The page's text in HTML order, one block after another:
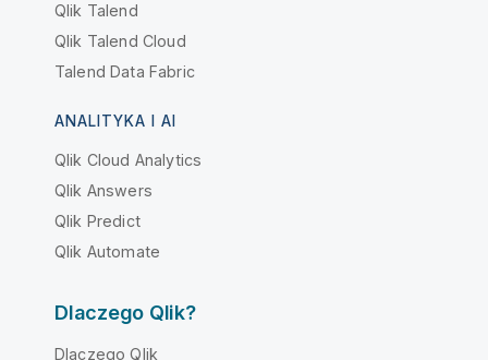
Qlik Talend
Qlik Talend Cloud
Talend Data Fabric
ANALITYKA I AI
Qlik Cloud Analytics
Qlik Answers
Qlik Predict
Qlik Automate
Dlaczego Qlik?
Dlaczego Qlik